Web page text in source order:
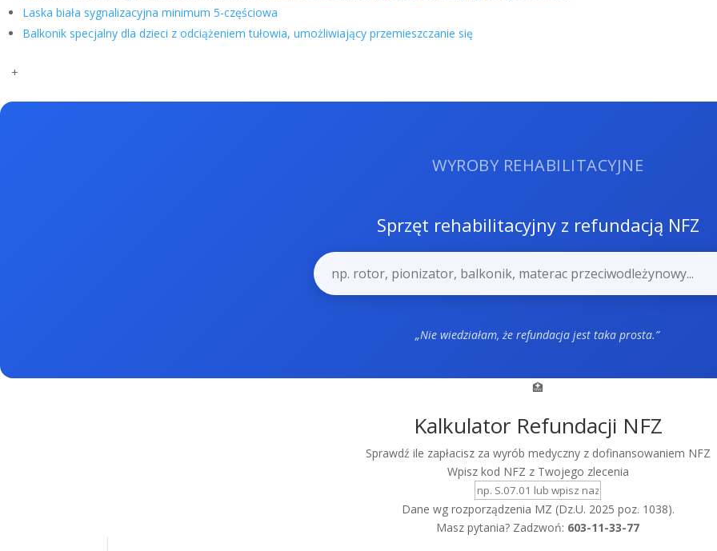
Laska biała sygnalizacyjna minimum 5-częściowa
Balkonik specjalny dla dzieci z odciążeniem tułowia, umożliwiający przemieszczanie się
+
WYROBY REHABILITACYJNE
Sprzęt rehabilitacyjny z refundacją NFZ
„Nie wiedziałam, że refundacja je
🏥
Kalkulator Refundacji NFZ
Sprawdź ile zapłacisz za wyrób medyczny z dofinansowaniem NFZ
Wpisz kod NFZ z Twojego zlecenia
Dane wg rozporządzenia MZ (Dz.U. 2025 poz. 1038).
Masz pytania? Zadzwoń: 603-11-33-77